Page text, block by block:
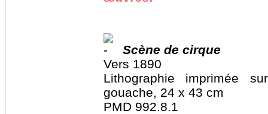
Scène de cirque
Vers 1890
Lithographie imprimée
gouache, 24 x 43 cm
PMD 992.8.1